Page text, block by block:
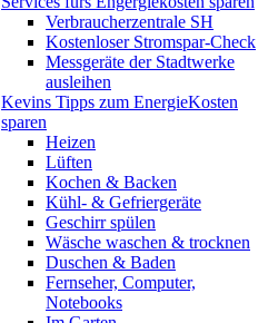
Verbraucherzentrale SH
Kostenloser Stromspar-Check
Messgeräte der Stadtwerke
ausleihen
Kevins Tipps zum EnergieKosten
sparen
Heizen
Lüften
Kochen & Backen
Kühl- & Gefriergeräte
Geschirr spülen
Wäsche waschen & trocknen
Duschen & Baden
Fernseher, Computer,
Notebooks